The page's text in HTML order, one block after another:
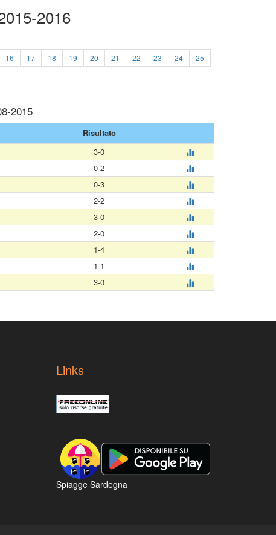
2016
16 17 18 19 20 21 22 23 24
25
2015
Risultato
3-0
0-2
0-3
2-2
3-0
2-0
1-4
1-1
3-0
Links
Spiagge Sardegna